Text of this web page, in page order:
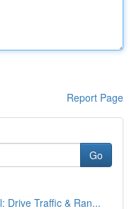
Report Page
Go
Drive Traffic & Ran...